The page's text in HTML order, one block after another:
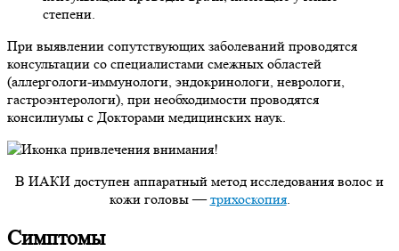
степени.
При выявлении сопутствующих заболеваний проводятся
консультации со специалистами смежных областей
(аллергологи-иммунологи, эндокринологи, неврологи,
гастроэнтерологи), при необходимости проводятся
консилиумы с Докторами медицинских наук.
В ИАКИ доступен аппаратный метод исследования волос и
кожи головы —трихоскопия.
Симптомы